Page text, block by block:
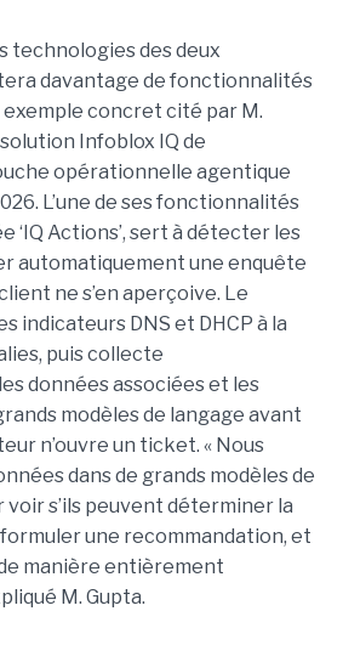
technologies des deux
davantage de fonctionnalités
exemple concret cité par M.
Infoblox IQ de
opérationnelle agentique
L’une de ses fonctionnalités
‘IQ Actions’, sert à détecter les
automatiquement une enquête
ne s’en aperçoive. Le
indicateurs DNS et DHCP à la
puis collecte
données associées et les
modèles de langage avant
n’ouvre un ticket. « Nous
dans de grands modèles de
voir s’ils peuvent déterminer la
une recommandation, et
manière entièrement
M. Gupta.